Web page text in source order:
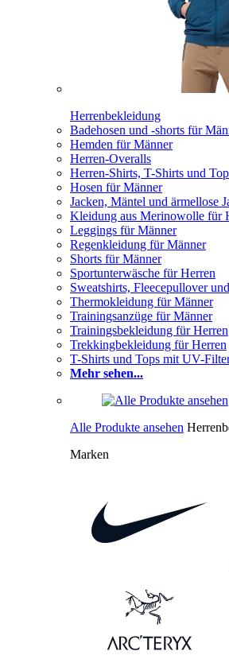
Herrenbekleidung
Badehosen und -shorts für
Hemden für Männer
Herren-Overalls
Herren-Shirts, T-Shirts und
Hosen für Männer
Jacken, Mäntel und ärmellose
Kleidung aus Merinowolle für
Leggings für Männer
Regenkleidung für Männer
Shorts für Männer
Sportunterwäsche für Herren
Sweatshirts, Fleecepullover
Thermokleidung für Männer
Trainingsanzüge für Männer
Trainingsbekleidung für Herren
Trekkingbekleidung für Herren
T-Shirts und Tops mit UV-
Mehr sehen...
Alle Produkte ansehen
Marken